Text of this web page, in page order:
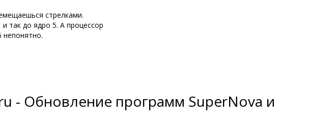
стрелками.
так до ядро 5. А процессор
непонятно.
- Обновление программ SuperNova и